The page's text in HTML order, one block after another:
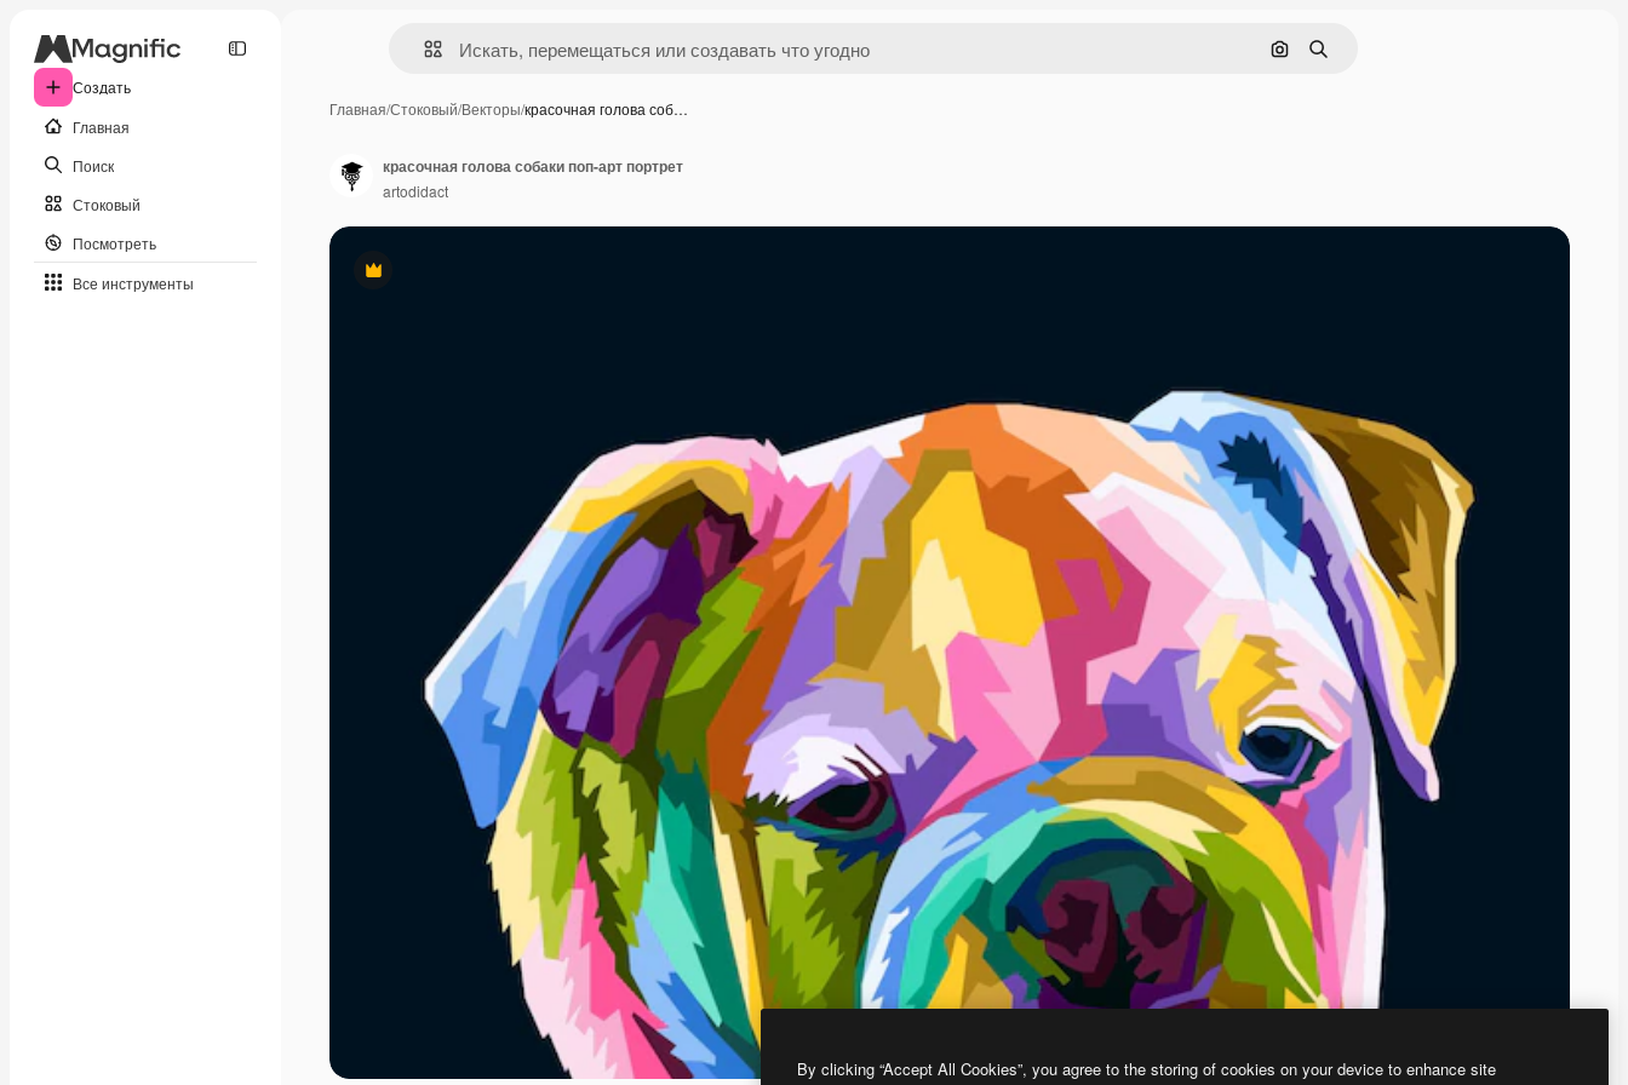
Создать
Главная
Поиск
Стоковый
Посмотреть
Все инструменты
Поиск по изображению
Поиск
Главная/Стоковый/Векторы/красочная голова соб…
Премиум
красочная голова собаки поп-арт портрет
artodidact
By clicking “Accept All Cookies”, you agree to the storing of cookies on your device to enhance site